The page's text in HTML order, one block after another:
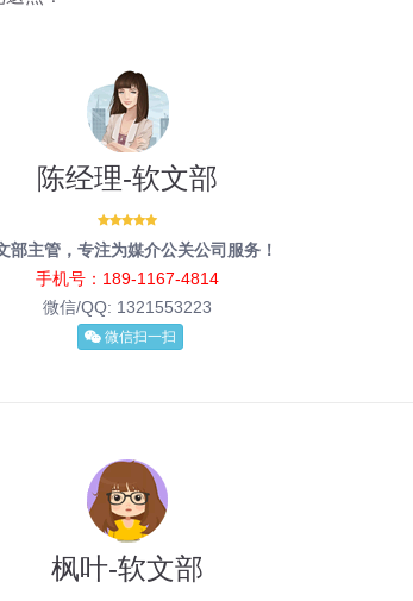
陈经理-软文部
部主管，专注为媒介公关公司服务！
手机号：189-1167-4814
微信/QQ: 1321553223
微信扫一扫
枫叶-软文部